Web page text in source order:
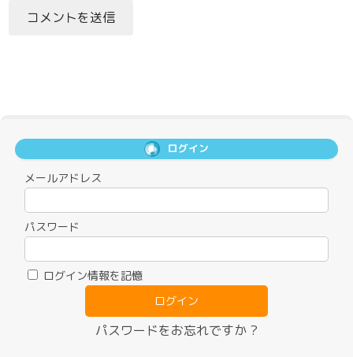
ログイン
メールアドレス
パスワード
ログイン情報を記憶
パスワードをお忘れですか ?